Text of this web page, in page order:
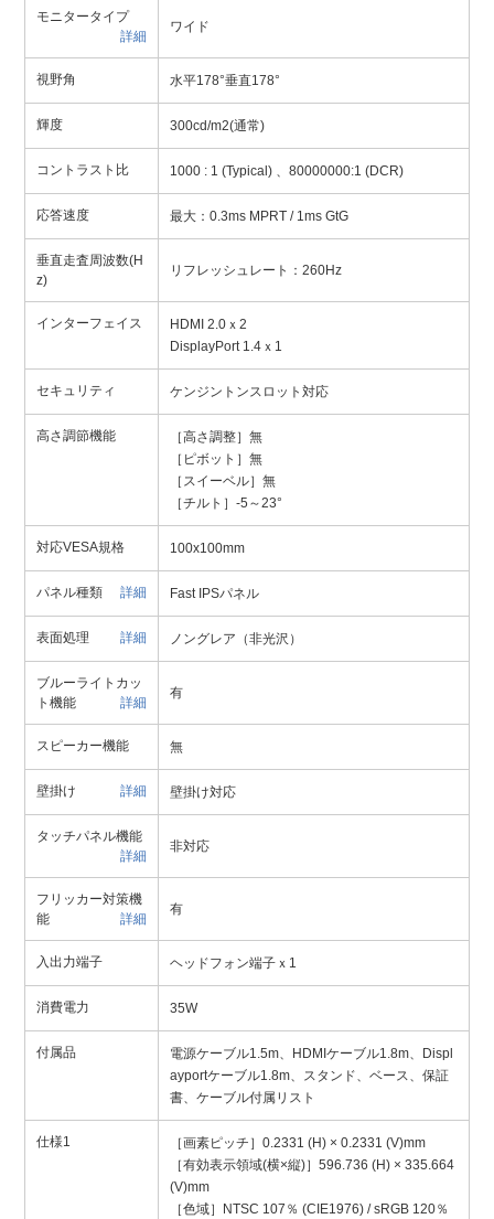
モニタータイプ
詳細
ワイド
視野角 水平178°垂直178°
輝度 300cd/m2(通常)
コントラスト比 1000 : 1 (Typical) 、80000000:1 (DCR)
応答速度 最大：0.3ms MPRT / 1ms GtG
垂直走査周波数(H
z)
リフレッシュレート：260Hz
インターフェイス
HDMI 2.0ｘ2
DisplayPort 1.4ｘ1
セキュリティ ケンジントンスロット対応
高さ調節機能
［高さ調整］無
［ピボット］無
［スイーベル］無
［チルト］-5～23°
対応VESA規格 100x100mm
パネル種類 詳細 Fast IPSパネル
表面処理 詳細 ノングレア（非光沢）
ブルーライトカッ
ト機能
詳細
有
スピーカー機能 無
壁掛け 詳細 壁掛け対応
タッチパネル機能
詳細
非対応
フリッカー対策機
能
詳細
有
入出力端子 ヘッドフォン端子ｘ1
消費電力 35W
付属品
電源ケーブル1.5m、HDMIケーブル1.8m、Displ
ayportケーブル1.8m、スタンド、ベース、保証
書、ケーブル付属リスト
仕様1
［画素ピッチ］0.2331 (H) × 0.2331 (V)mm
［有効表示領域(横×縦)］596.736 (H) × 335.664
(V)mm
［色域］NTSC 107％ (CIE1976) / sRGB 120％